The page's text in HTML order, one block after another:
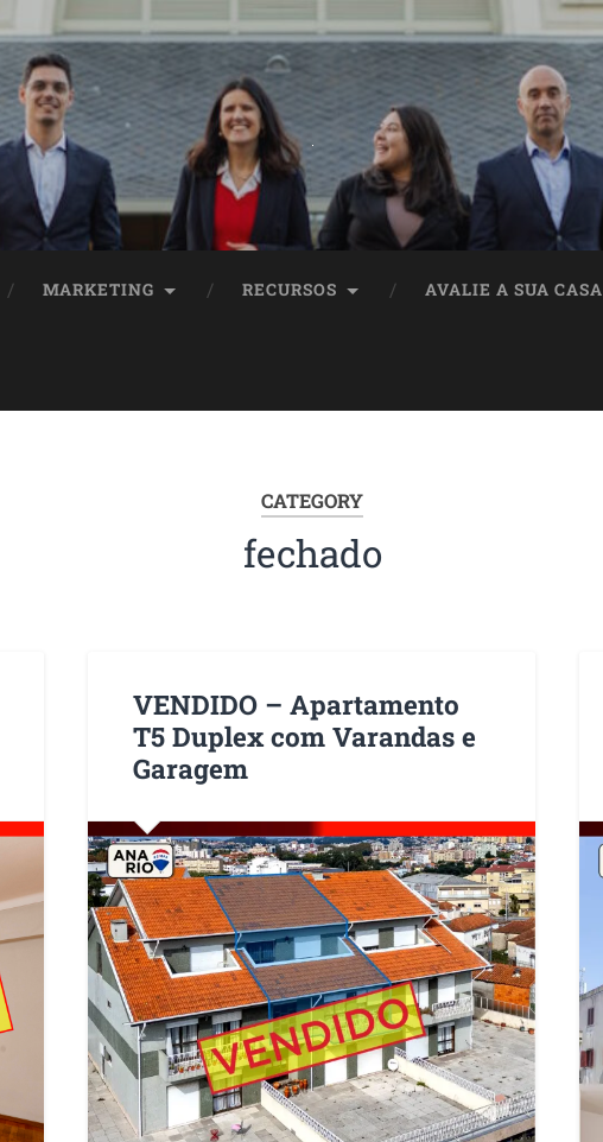
MARKETING RECURSOS AVALIE A SUA CASA
CATEGORY
fechado
VENDIDO – Apartamento
T5 Duplex com Varandas e
Garagem